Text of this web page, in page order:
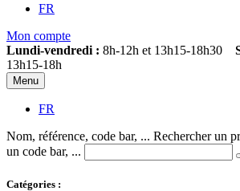
FR
Mon compte
Lundi-vendredi : 8h-12h et 13h15-18h30
13h15-18h
Menu
FR
Nom, référence, code bar, ... Rechercher un
un code bar, ...
Catégories :